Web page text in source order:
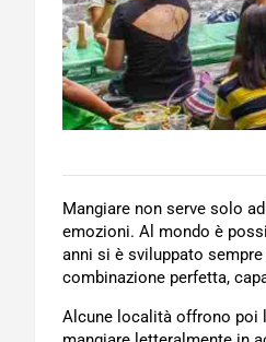
Mangiare non serve solo
emozioni. Al mondo è
anni si è sviluppato
combinazione perfetta,
Alcune località offrono poi